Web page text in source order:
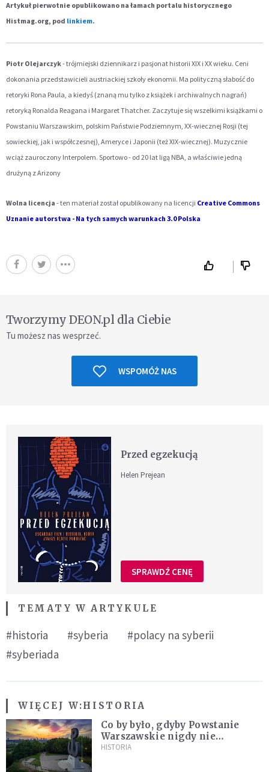
Artykuł pierwotnie opublikowano na łamach portalu historycznego
Histmag.org, pod linkiem.
Piotr Olejarczyk- trójmiejski dziennikarz i pasjonat historii XIX i XX wieku. Ceni
dokonania przedstawicieli austriackiej szkoły ekonomii. Ma polityczną słabość do
retoryki Rona Paula, a kiedyś (znaną mu tylko z książek i archiwalnych nagrań)
retoryką Ronalda Reagana i Margaret Thatcher. Zaczytuje się wszelkimi książkami o
Powstaniu Warszawskim, polskim Państwie Podziemnym, XX-wiecznej Rosji (tej
sowieckiej, jak i współczesnej), Ameryce i Japonii (też XIX-wiecznej). Muzycznie
wciąż zauroczony Interpolem. Sportowo - od 20 lat ligą NBA, a właściwie jedną
drużyną z Arizony
Wolna licencja - ten materiał został opublikowany na licencji Creative Commons
Uznanie autorstwa - Na tych samych warunkach 3.0 Polska
Tworzymy DEON.pl dla Ciebie
Tu możesz nas wesprzeć.
WSPOMÓŻ NAS
Przed egzekucją
Helen Prejean
SPRAWDŹ CENĘ
TEMATY W ARTYKULE
#historia #syberia
#polacy na syberii
#syberiada
WIĘCEJ W:HISTORIA
Co by było, gdyby Powstanie
Warszawskie nigdy nie
wybuchło? Historia
HISTORIA